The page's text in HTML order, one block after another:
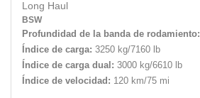
Long Haul
BSW
Profundidad de la banda de rodamiento:
Índice de carga: 3250 kg/7160 lb
Índice de carga dual: 3000 kg/6610 lb
Índice de velocidad: 120 km/75 mi